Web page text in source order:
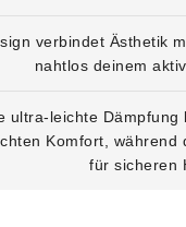
verbindet Ästhetik
nahtlos deinem
ultra-leichte
Komfort, während
für sicheren